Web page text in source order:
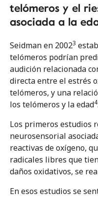
transformación de esta obra
de sus titulares, salvo la
necesita fotocopiar o
telómeros y el
asociada a la
Seidman en 20023
telómeros podrían
audición relacionada
directa entre el estrés
telómeros, y una
los telómeros y la edad4.
Los primeros estudios
neurosensorial
reactivas de oxígeno,
radicales libres que
daños oxidativos, se
En esos estudios se